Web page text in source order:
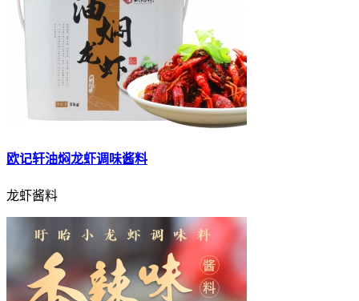
欧记轩油焖龙虾调味酱料
龙虾酱料